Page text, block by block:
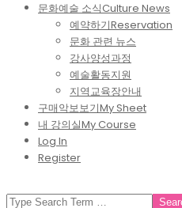
문화예술 소식Culture News
예약하기Reservation
문화 관련 뉴스
강사양성과정
예술활동지원
지역교육장안내
구매악보보기My Sheet
내 강의실My Course
Log In
Register
SEARCH